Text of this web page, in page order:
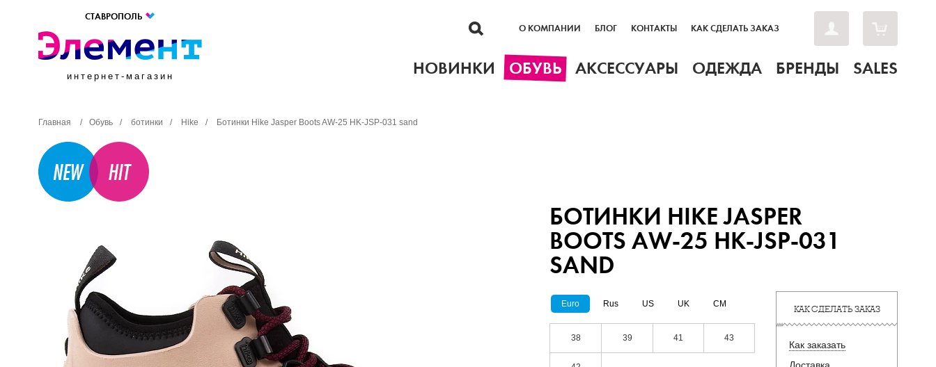
СТАВРОПОЛЬ
интернет-магазин
О КОМПАНИИ БЛОГ КОНТАКТЫ КАК СДЕЛАТЬ ЗАКАЗ
НОВИНКИ ОБУВЬ АКСЕССУАРЫ ОДЕЖДА БРЕНДЫ SALES
Главная / Обувь / ботинки / Hike / Ботинки Hike Jasper Boots AW-25 HK-JSP-031 sand
БОТИНКИ HIKE JASPER
BOOTS AW-25 HK-JSP-031
SAND
Euro Rus US UK CM
38 39 41 43
КАК СДЕЛАТЬ ЗАКАЗ
Как заказать